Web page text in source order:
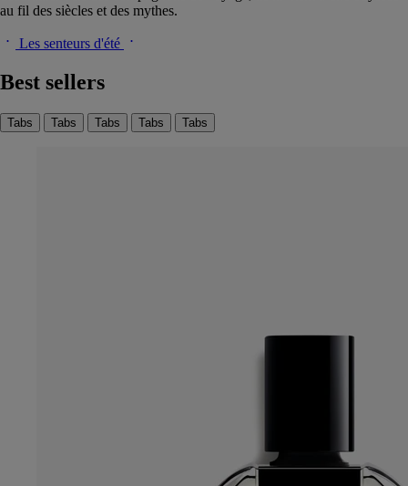
au fil des siècles et des mythes.
Les senteurs d'été
Best sellers
Tabs Tabs Tabs Tabs Tabs